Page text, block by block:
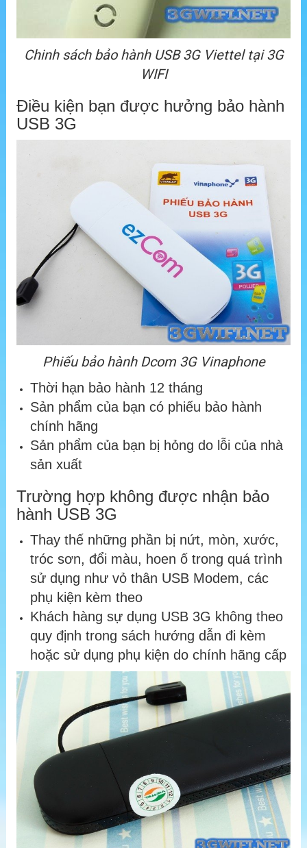
Chinh sách bảo hành USB 3G Viettel tại 3G
WIFI
Điều kiện bạn được hưởng bảo hành
USB 3G
Phiếu bảo hành Dcom 3G Vinaphone
Thời hạn bảo hành 12 tháng
Sản phẩm của bạn có phiếu bảo hành
chính hãng
Sản phẩm của bạn bị hỏng do lỗi của nhà
sản xuất
Trường hợp không được nhận bảo
hành USB 3G
Thay thế những phần bị nứt, mòn, xước,
tróc sơn, đổi màu, hoen ố trong quá trình
sử dụng như vỏ thân USB Modem, các
phụ kiện kèm theo
Khách hàng sự dụng USB 3G không theo
quy định trong sách hướng dẫn đi kèm
hoặc sử dụng phụ kiện do chính hãng cấp